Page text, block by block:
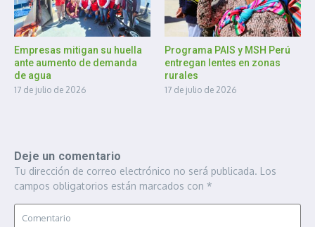
Empresas mitigan su huella
ante aumento de demanda
de agua
17 de julio de 2026
Programa PAIS y MSH Perú
entregan lentes en zonas
rurales
17 de julio de 2026
Deje un comentario
Tu dirección de correo electrónico no será publicada. Los
campos obligatorios están marcados con *